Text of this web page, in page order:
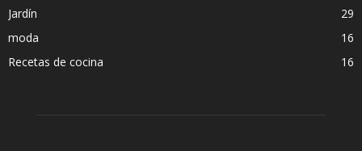
Jardín
29
moda
16
Recetas de cocina
16